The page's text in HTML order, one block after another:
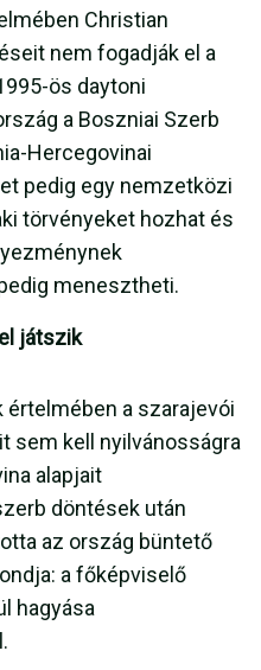
Christian
nem fogadják el a
ös daytoni
a Boszniai Szerb
Hercegovinai
pedig egy nemzetközi
törvényeket hozhat és
menesztheti.
játszik
a szarajevói
sem kell nyilvánosságra
alapjait
döntések után
az ország büntető
a főképviselő
hagyása